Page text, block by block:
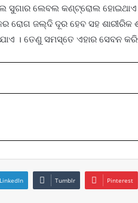
ସୁଗାର ଲେବଲ କଣ୍ଟ୍ରୋଲ ହୋଇଥାଏ
ରୋଗ ଜଲ୍ଦି ଦୂର ହେବ ସହ ଶାରୀରିକ
। ତେଣୁ ସମସ୍ତେ ଏହାର ସେବନ
LinkedIn Tumblr Pinterest